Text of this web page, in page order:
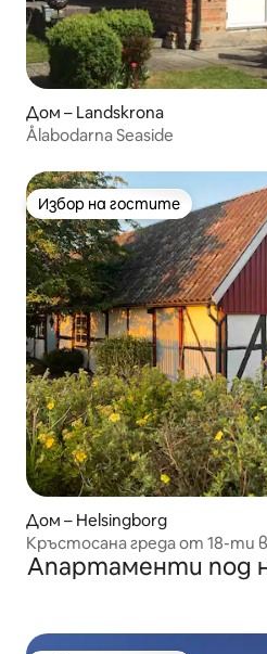
Дом – Landskrona
Ålabodarna Seaside
Избор на гостите
Избор на гостите
Дом – Helsingborg
Кръстосана греда от 18-ти
Апартаменти под